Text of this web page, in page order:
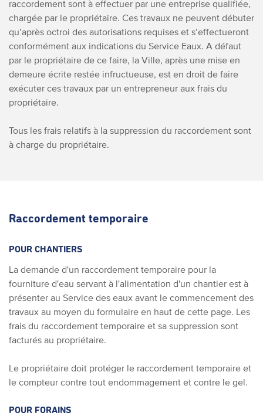
raccordement sont à effectuer par une entreprise qualifiée,
chargée par le propriétaire. Ces travaux ne peuvent débuter
qu’après octroi des autorisations requises et s’effectueront
conformément aux indications du Service Eaux. A défaut
par le propriétaire de ce faire, la Ville, après une mise en
demeure écrite restée infructueuse, est en droit de faire
exécuter ces travaux par un entrepreneur aux frais du
propriétaire.
Tous les frais relatifs à la suppression du raccordement sont
à charge du propriétaire.
Raccordement temporaire
POUR CHANTIERS
La demande d'un raccordement temporaire pour la
fourniture d'eau servant à l'alimentation d'un chantier est à
présenter au Service des eaux avant le commencement des
travaux au moyen du formulaire en haut de cette page. Les
frais du raccordement temporaire et sa suppression sont
facturés au propriétaire.
Le propriétaire doit protéger le raccordement temporaire et
le compteur contre tout endommagement et contre le gel.
POUR FORAINS